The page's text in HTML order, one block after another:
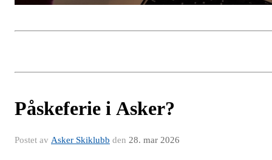
Påskeferie i Asker?
Postet av Asker Skiklubb den 28. mar 2026